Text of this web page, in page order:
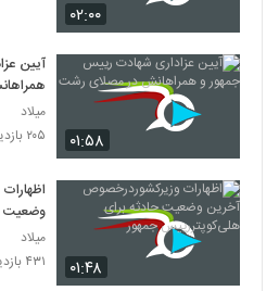
۰۲:۰۰
۰۱:۵۸
آیین
میلاد
۲۰۵ بازدید
۰۱:۴۸
وضعیت
جمهور
میلاد
۴۳۱ بازدید